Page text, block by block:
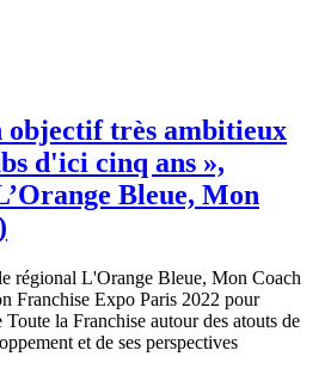
objectif très ambitieux
d'ici cinq ans »,
Bleue, Mon
régional L'Orange Bleue, Mon Coach
Franchise Expo Paris 2022 pour
la Franchise autour des atouts de
et de ses perspectives